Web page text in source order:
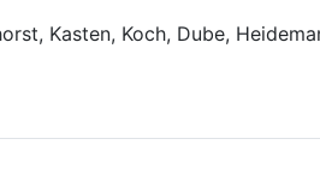
Kasten, Koch, Dube,